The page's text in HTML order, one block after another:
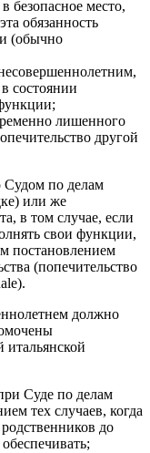
безопасное место,
обязанность
(обычно
состоянии
лишенного
другой
Судом по делам
или же
в том случае, если
свои функции,
постановлением
(попечительство
должно
итальянской
Суде по делам
тех случаев, когда
до